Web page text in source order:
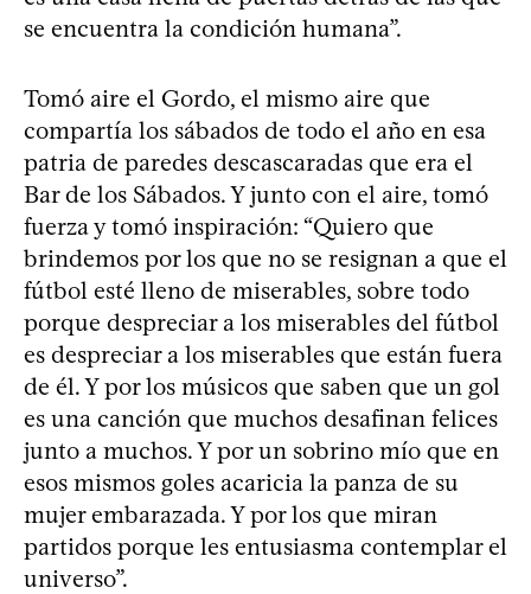
se encuentra la condición humana”.
Tomó aire el Gordo, el mismo aire que
compartía los sábados de todo el año en esa
patria de paredes descascaradas que era el
Bar de los Sábados. Y junto con el aire, tomó
fuerza y tomó inspiración: “Quiero que
brindemos por los que no se resignan a que el
fútbol esté lleno de miserables, sobre todo
porque despreciar a los miserables del fútbol
es despreciar a los miserables que están fuera
de él. Y por los músicos que saben que un gol
es una canción que muchos desafinan felices
junto a muchos. Y por un sobrino mío que en
esos mismos goles acaricia la panza de su
mujer embarazada. Y por los que miran
partidos porque les entusiasma contemplar el
universo”.